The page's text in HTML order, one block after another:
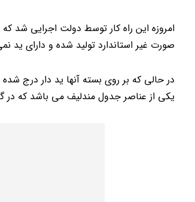
امروزه این راه کار توسط دولت اجرایی شد
صورت غیر استاندارد تولید شده و دارای ید
در حالی که بر روی بسته آنها ید دار درج
یکی از عناصر جدول مندلیف می باشد که در